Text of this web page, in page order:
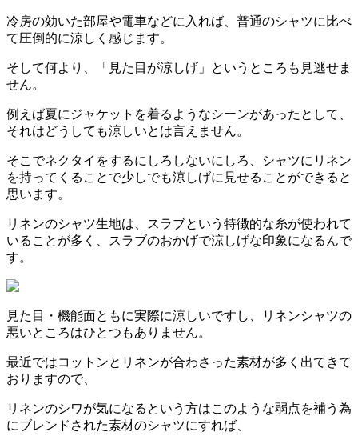
冷房の効いた部屋や電車などに入れば、普通のシャツに比べ
て圧倒的に涼しく感じます。
そして何より、「見た目が涼しげ」というところも見逃せま
せん。
例えば夏にジャケットを着るようなシーンがあったとして、
それはどうしても涼しいとは言えません。
そこでネクタイをするにしろしないにしろ、シャツにリネン
を持ってくることで少しでも涼しげに見せることができると
思います。
リネンのシャツ生地は、スラブという特徴的な糸が使われて
いることが多く、スラブのおかげで涼しげな印象になるんで
す。
見た目・機能面ともに実際に涼しいですし、リネンシャツの
悪いところはひとつもありません。
最近ではコットンとリネンが合わさった素材が多く出てきて
おりますので、
リネンのシワが気になるという方はこのような弱点を補う為
にブレンドされた素材のシャツにすれば、